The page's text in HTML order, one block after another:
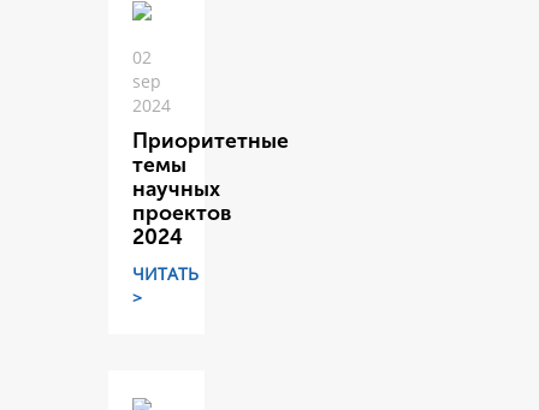
02
sep
2024
Приоритетные
темы
научных
проектов
2024
ЧИТАТЬ
>